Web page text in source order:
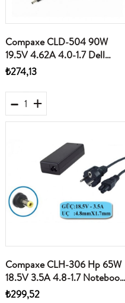
Compaxe CLD-504 90W
19.5V 4.62A 4.0-1.7 Dell
Notebook Adaptörü
₺274,13
Compaxe CLH-306 Hp 65W
18.5V 3.5A 4.8-1.7 Notebook
Adaptörü
₺299,52